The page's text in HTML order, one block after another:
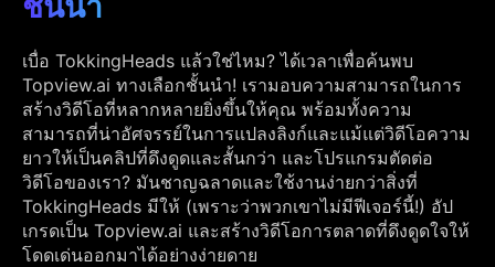
เบื่อ TokkingHeads แล้วใช่ไหม? ได้เวลาเพื่อค้นพบ
Topview.ai ทางเลือกชั้นนำ! เรามอบความสามารถในการ
สร้างวิดีโอที่หลากหลายยิ่งขึ้นให้คุณ พร้อมทั้งความ
สามารถที่น่าอัศจรรย์ในการแปลงลิงก์และแม้แต่วิดีโอความ
ยาวให้เป็นคลิปที่ดึงดูดและสั้นกว่า และโปรแกรมตัดต่อ
วิดีโอของเรา? มันชาญฉลาดและใช้งานง่ายกว่าสิ่งที่
TokkingHeads มีให้ (เพราะว่าพวกเขาไม่มีฟีเจอร์นี้!) อัป
เกรดเป็น Topview.ai และสร้างวิดีโอการตลาดที่ดึงดูดใจให้
โดดเด่นออกมาได้อย่างง่ายดาย